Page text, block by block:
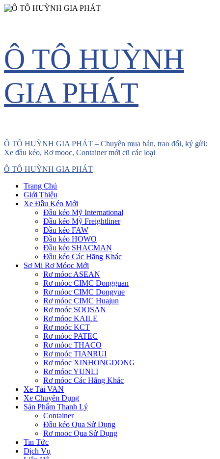
Skip
to
content
Ô TÔ HUỲNH
GIA PHÁT
Ô TÔ HUỲNH GIA PHÁT – Chuyên mua bán, trao đổi, ký gửi:
Xe đầu kéo, Rơ mooc, Container mới cũ các loại
Primary
Ô TÔ HUỲNH GIA PHÁT
Trang Chủ
Giới Thiệu
Xe Đầu Kéo Mới
Đầu kéo Mỹ International
Đầu kéo Mỹ Freightliner
Đầu kéo FAW
Đầu kéo HOWO
Đầu kéo SHACMAN
Đầu kéo Các Hãng Khác
Sơ Mi Rơ Móoc Mới
Rơ móoc ASEAN
Rơ móoc CIMC Dongguan
Rơ móoc CIMC Dongyue
Rơ móoc CIMC Huajun
Rơ moóc SOOSAN
Rơ móoc KAILE
Rơ moóc KCT
Rơ móoc PATEC
Rơ móoc THACO
Rơ moóc TIANRUI
Rơ móoc XINHONGDONG
Rơ móoc YUNLI
Rơ móoc Các Hãng Khác
Xe Tải VAN
Xe Chuyên Dụng
Sản Phẩm Thanh Lý
Container
Đầu kéo Qua Sử Dụng
Rơ mooc Qua Sử Dụng
Tin Tức
Dịch Vụ